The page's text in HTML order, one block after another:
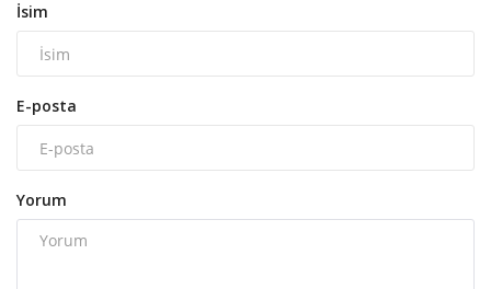
İsim
E-posta
Yorum